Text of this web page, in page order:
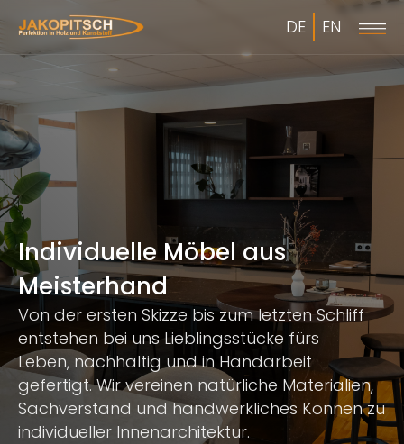
DE EN
Individuelle Möbel aus
Meisterhand
Von der ersten Skizze bis zum letzten Schliff
entstehen bei uns Lieblingsstücke fürs
Leben, nachhaltig und in Handarbeit
gefertigt. Wir vereinen natürliche Materialien,
Sachverstand und handwerkliches Können zu
individueller Innenarchitektur.